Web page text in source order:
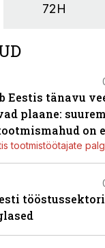
Mitendorf.
72H
Eestis tänavu
plaane:
on
tootmistöötajate